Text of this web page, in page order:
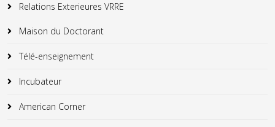
Relations Exterieures VRRE
Maison du Doctorant
Télé-enseignement
Incubateur
American Corner